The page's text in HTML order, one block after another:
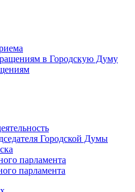
в Городскую Думу
Городской Думы
парламента
парламента